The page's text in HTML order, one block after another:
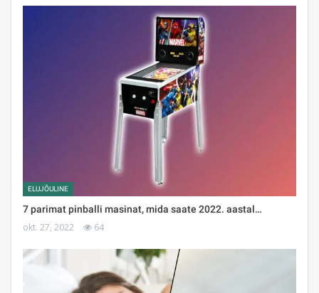
ELUJÕULINE
7 parimat pinballi masinat, mida saate 2022. aastal…
okt. 27, 2022 64